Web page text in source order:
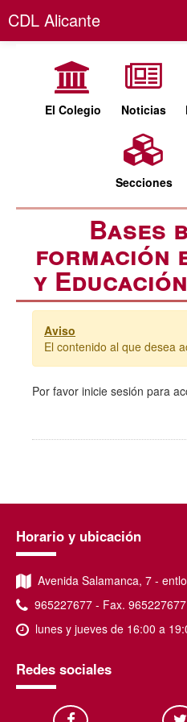
CDL Alicante
Formación
cdl@cdlalicante.org
El Colegio Noticias
Secciones
Bases
formación
y
Aviso
El contenido al que desea
Por favor inicie sesión para
Horario y ubicación
Avenida Salamanca, 7 -
965227677 - Fax. 965227677
lunes y jueves de 16:00 a
Redes sociales